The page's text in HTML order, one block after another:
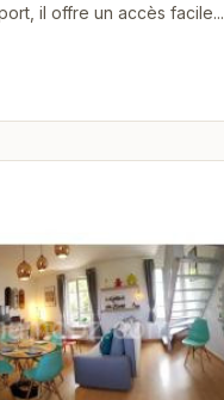
il offre un accès facile...